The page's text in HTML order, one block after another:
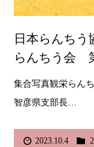
日本らんち
らんちう会
集合写真観栄ら
智彦県支部長…
2023.10.4